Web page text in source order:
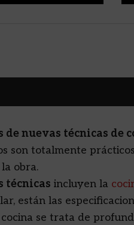
de nuevas técnicas de
son totalmente
obra.
técnicas incluyen la
están las
se trata de